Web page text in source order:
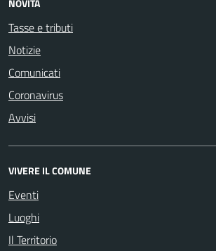
NOVITÀ
Tasse e tributi
Notizie
Comunicati
Coronavirus
Avvisi
VIVERE IL COMUNE
Eventi
Luoghi
Il Territorio